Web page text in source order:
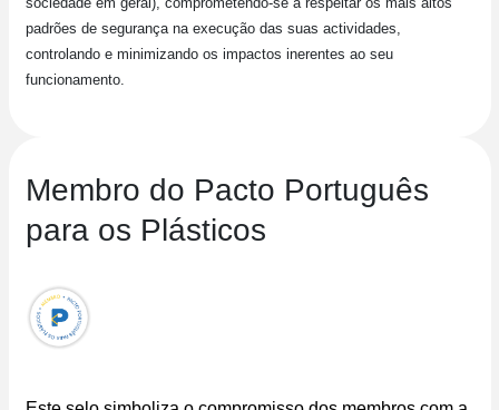
padrões de segurança na execução das suas actividades,
controlando e minimizando os impactos inerentes ao seu
funcionamento.
Membro do Pacto Português
para os Plásticos